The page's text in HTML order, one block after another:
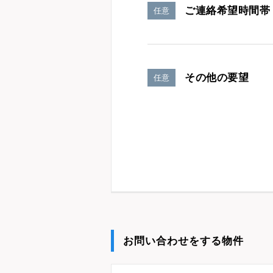
任意 ご連絡希望時間帯
任意 その他の要望
お問い合わせをする物件